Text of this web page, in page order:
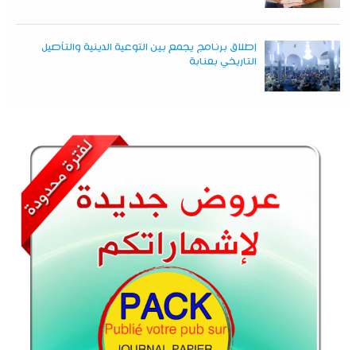
إطلاق برنامج يجمع بين التوعية الدينية والتأصيل
التاريخي بعنابة